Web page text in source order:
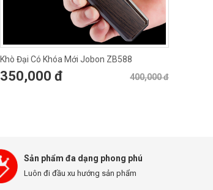
Khò Đại Có Khóa Mới Jobon ZB588
400,000 đ
350,000 đ
Sản phẩm đa dạng phong phú
Luôn đi đầu xu hướng sản phẩm